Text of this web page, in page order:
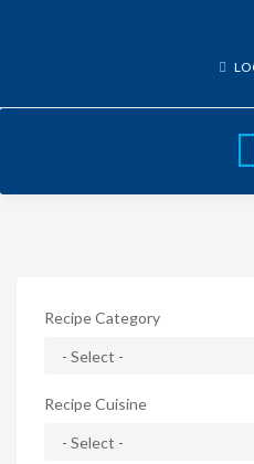
Recipe Category
Recipe Cuisine